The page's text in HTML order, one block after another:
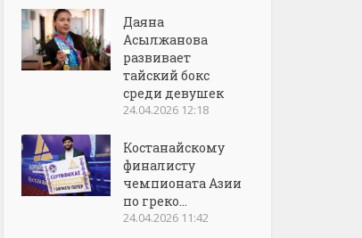
Даяна
Асылжанова
развивает
тайский бокс
среди девушек
24.04.2026 12:18
Костанайскому
финалисту
чемпионата Азии
по греко...
24.04.2026 11:42